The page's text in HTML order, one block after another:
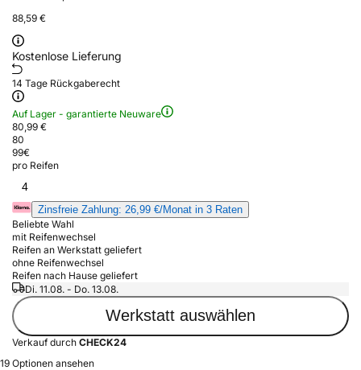
88,59 €
Kostenlose Lieferung
14 Tage Rückgaberecht
Auf Lager - garantierte Neuware
80,99 €
80
99€
pro Reifen
4
Zinsfreie Zahlung: 26,99 €/Monat in 3 Raten
Beliebte Wahl
mit Reifenwechsel
Reifen an Werkstatt geliefert
ohne Reifenwechsel
Reifen nach Hause geliefert
Di. 11.08. - Do. 13.08.
Werkstatt auswählen
Verkauf durch CHECK24
19 Optionen ansehen